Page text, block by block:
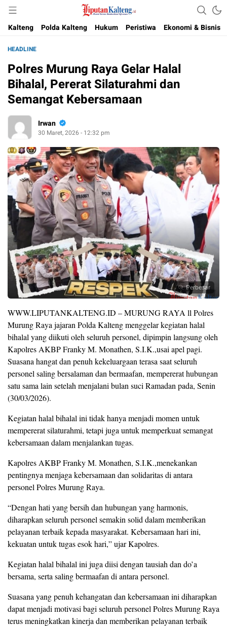
Liputan Kalteng
Akurat, Terpercaya & Independent
Kalteng
Polda Kalteng Hukum Peristiwa Ekonomi & Bisnis
HEADLINE
Polres Murung Raya Gelar Halal
Bihalal, Pererat Silaturahmi dan
Semangat Kebersamaan
Irwan
30 Maret, 2026 - 12:32 pm
Perbesar
WWW.LIPUTANKALTENG.ID – MURUNG RAYA ll Polres
Murung Raya jajaran Polda Kalteng menggelar kegiatan halal
bihalal yang diikuti oleh seluruh personel, dipimpin langsung oleh
Kapolres AKBP Franky M. Monathen, S.I.K.,usai apel pagi.
Suasana hangat dan penuh kekeluargaan terasa saat seluruh
personel saling bersalaman dan bermaafan, mempererat hubungan
satu sama lain setelah menjalani bulan suci Ramadan pada, Senin
(30/03/2026).
Kegiatan halal bihalal ini tidak hanya menjadi momen untuk
mempererat silaturahmi, tetapi juga untuk memperkuat semangat
kebersamaan dalam menjalankan tugas.
Kapolres AKBP Franky M. Monathen, S.I.K.,menekankan
pentingnya menjaga kebersamaan dan solidaritas di antara
personel Polres Murung Raya.
“Dengan hati yang bersih dan hubungan yang harmonis,
diharapkan seluruh personel semakin solid dalam memberikan
pelayanan terbaik kepada masyarakat. Kebersamaan hari ini,
kekuatan untuk tugas esok hari,” ujar Kapolres.
Kegiatan halal bihalal ini juga diisi dengan tausiah dan do’a
bersama, serta saling bermaafan di antara personel.
Suasana yang penuh kehangatan dan kebersamaan ini diharapkan
dapat menjadi motivasi bagi seluruh personel Polres Murung Raya
terus meningkatkan kinerja dan memberikan pelayanan terbaik